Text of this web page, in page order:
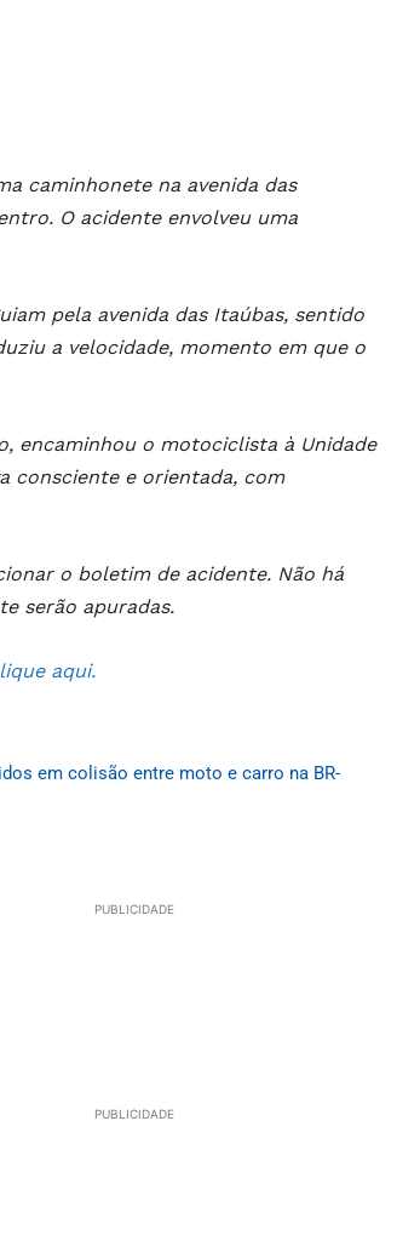
caminhonete na avenida das
O acidente envolveu uma
pela avenida das Itaúbas, sentido
a velocidade, momento em que o
encaminhou o motociclista à Unidade
consciente e orientada, com
o boletim de acidente. Não há
serão apuradas.
aqui.
em colisão entre moto e carro na BR-
PUBLICIDADE
PUBLICIDADE